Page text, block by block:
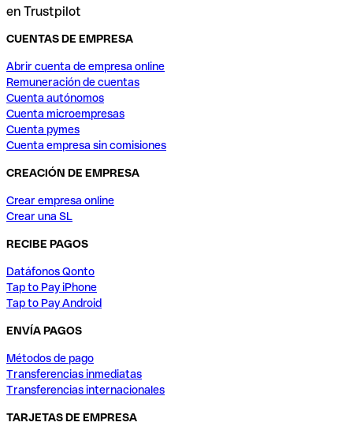
en Trustpilot
CUENTAS DE EMPRESA
Abrir cuenta de empresa online
Remuneración de cuentas
Cuenta autónomos
Cuenta microempresas
Cuenta pymes
Cuenta empresa sin comisiones
CREACIÓN DE EMPRESA
Crear empresa online
Crear una SL
RECIBE PAGOS
Datáfonos Qonto
Tap to Pay iPhone
Tap to Pay Android
ENVÍA PAGOS
Métodos de pago
Transferencias inmediatas
Transferencias internacionales
TARJETAS DE EMPRESA